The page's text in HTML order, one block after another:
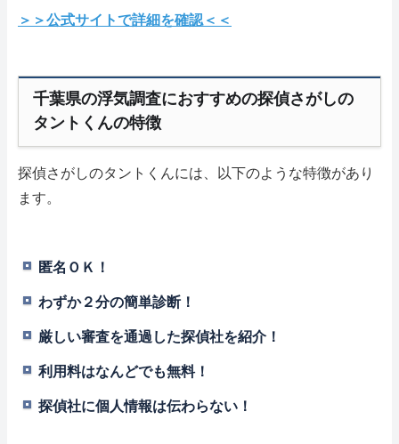
＞＞公式サイトで詳細を確認＜＜
千葉県の浮気調査におすすめの探偵さがしの
タントくんの特徴
探偵さがしのタントくんには、以下のような特徴があり
ます。
匿名ＯＫ！
わずか２分の簡単診断！
厳しい審査を通過した探偵社を紹介！
利用料はなんどでも無料！
探偵社に個人情報は伝わらない！